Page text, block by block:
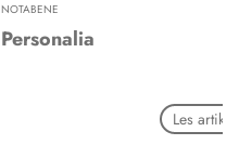
NOTABENE
Personalia
Les